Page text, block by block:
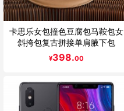
卡思乐女包撞色豆腐包马鞍包女
斜挎包复古拼接单肩腋下包
¥398.00